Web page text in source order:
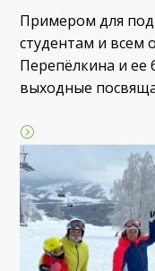
Примером для
студентам и всем
Перепёлкина и ее
выходные